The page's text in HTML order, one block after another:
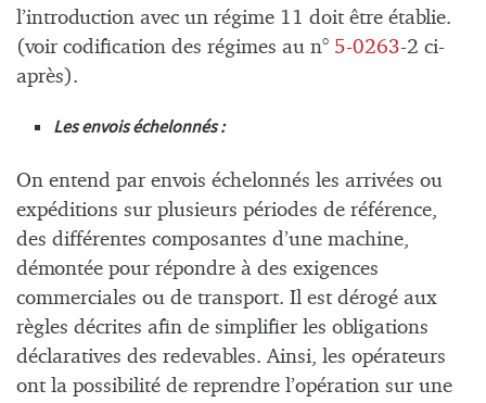
l’introduction avec un régime 11 doit être établie.
(voir codification des régimes au n° 5-0263-2 ci-
après).
Les envois échelonnés :
On entend par envois échelonnés les arrivées ou
expéditions sur plusieurs périodes de référence,
des différentes composantes d’une machine,
démontée pour répondre à des exigences
commerciales ou de transport. Il est dérogé aux
règles décrites afin de simplifier les obligations
déclaratives des redevables. Ainsi, les opérateurs
ont la possibilité de reprendre l’opération sur une